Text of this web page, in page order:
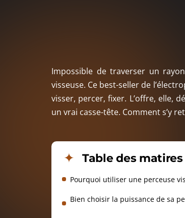
Impossible de traverser un
visseuse. Ce best-seller de
visser, percer, fixer. L’offre, elle,
un vrai casse-tête. Comment s’y
Table des matires
Pourquoi utiliser une perceuse
Bien choisir la puissance de sa